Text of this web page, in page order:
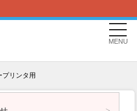
MENU
プリンタ用